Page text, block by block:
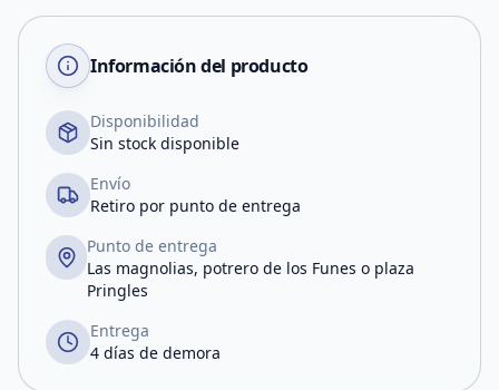
Información del producto
Disponibilidad
Sin stock disponible
Envío
Retiro por punto de entrega
Punto de entrega
Las magnolias, potrero de los Funes o plaza
Pringles
Entrega
4 días de demora